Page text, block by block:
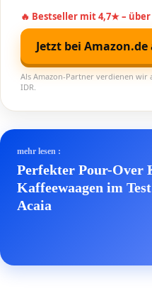
🔥 Bestseller mit 4,7★ –
Jetzt bei
Als Amazon-Partner verdienen wir
IDR.
mehr lesen :
Perfekter Pour-Over
Kaffeewaagen im
Acaia